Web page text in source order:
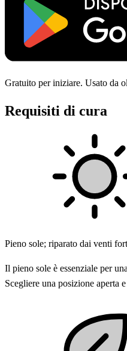
Gratuito per iniziare. Usato da
Requisiti di cura
Pieno sole; riparato dai venti
Il pieno sole è essenziale per
Scegliere una posizione aperta